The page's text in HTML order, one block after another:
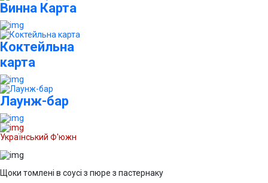
Винна Карта
Коктейльна
карта
Лаунж-бар
Український Ф'южн
Щоки томлені в соусі з пюре з пастернаку